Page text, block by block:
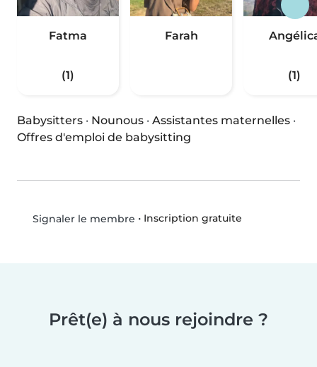
Fatma
(1)
Farah
(1)
Babysitters · Nounous · Assistantes maternelles ·
Offres d'emploi de babysitting
Signaler le membre • Inscription gratuite
Prêt(e) à nous rejoindre ?